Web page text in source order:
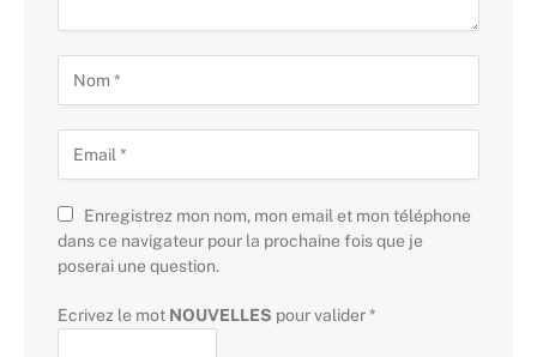
Enregistrez mon nom, mon email et mon téléphone
dans ce navigateur pour la prochaine fois que je
poserai une question.
Ecrivez le mot NOUVELLES pour valider*